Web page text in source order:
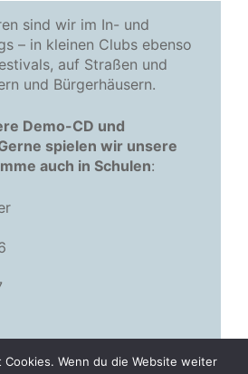
sind wir im In- und
– in kleinen Clubs ebenso
auf Straßen und
und Bürgerhäusern.
Demo-CD und
spielen wir unsere
auch in Schulen:
Cookies. Wenn du die Website weiter